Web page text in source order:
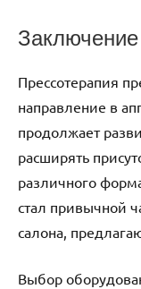
Заключение
Прессотерапия
направление в
продолжает
расширять
различного
стал привычной
салона,
Выбор